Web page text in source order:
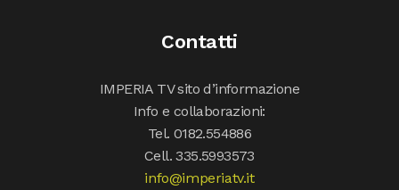
Contatti
IMPERIA TV sito d’informazione
Info e collaborazioni:
Tel. 0182.554886
Cell. 335.5993573
info@imperiatv.it